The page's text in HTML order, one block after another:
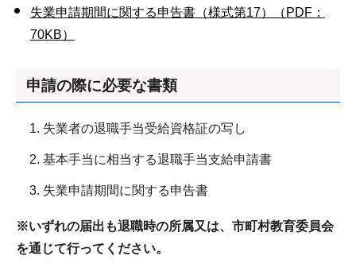
失業申請期間に関する申告書（様式第17）（PDF：
70KB）
申請の際に必要な書類
失業者の退職手当受給資格証の写し
基本手当に相当する退職手当支給申請書
失業申請期間に関する申告書
※いずれの届出も退職時の所属又は、市町村教育委員会
を通じて行ってください。